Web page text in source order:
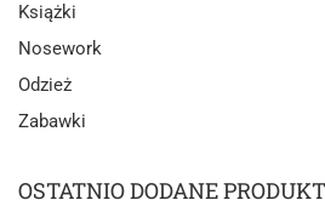
Książki
Nosework
Odzież
Zabawki
OSTATNIO DODANE